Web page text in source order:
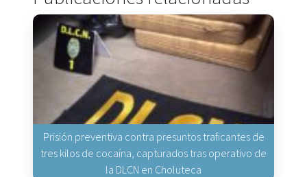
Prisión preventiva contra presuntos traficantes de
tres kilos de cocaína, capturados tras operativo de
la DLCN en Choluteca